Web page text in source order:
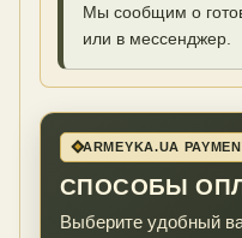
Мы сообщим о
или в мессенджер.
ARMEYKA.UA
СПОСОБЫ
Выберите удобный